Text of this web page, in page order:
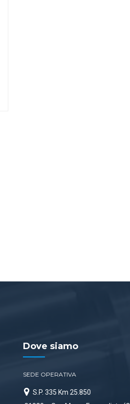
Dove siamo
SEDE OPERATIVA
S.P. 335 Km 25.850